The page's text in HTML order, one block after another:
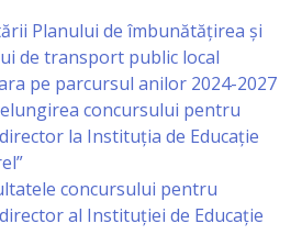
Planului de îmbunătățirea și
de transport public local
pe parcursul anilor 2024-2027
concursului pentru
la Instituția de Educație
concursului pentru
al Instituției de Educație